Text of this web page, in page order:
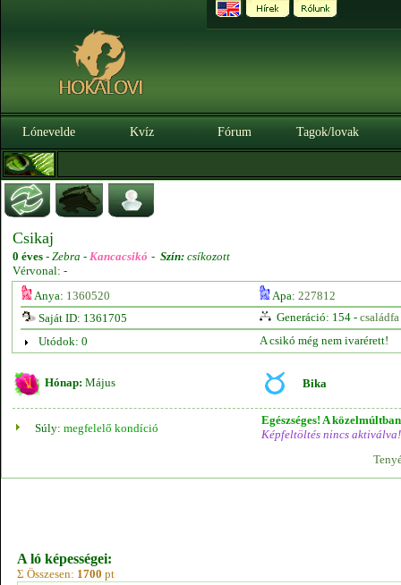
Lónevelde Kvíz Fórum Tagok/lovak
Csikaj
0 éves - Zebra - Kancacsikó - Szín: csíkozott
Vérvonal: -
Anya: 1360520 Apa: 227812
Saját ID: 1361705
Generáció: 154 - családfa
Utódok: 0
A csikó még nem ivarérett!
Hónap: Május Bika
Súly: megfelelő kondíció
Egészséges! A
Képfeltöltés nincs aktiválva!
A ló képességei:
Σ Összesen: 1700 pt